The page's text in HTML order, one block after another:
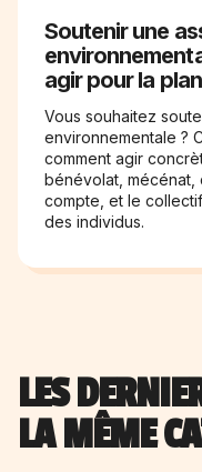
Soutenir une
agir pour la
Vous souhaitez
environnementale ?
comment agir
bénévolat, mécénat,
compte, et le
des individus.
LES
LA MÊME